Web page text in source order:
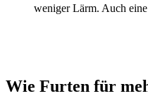
weniger Lärm. Auch
Wie Furten für